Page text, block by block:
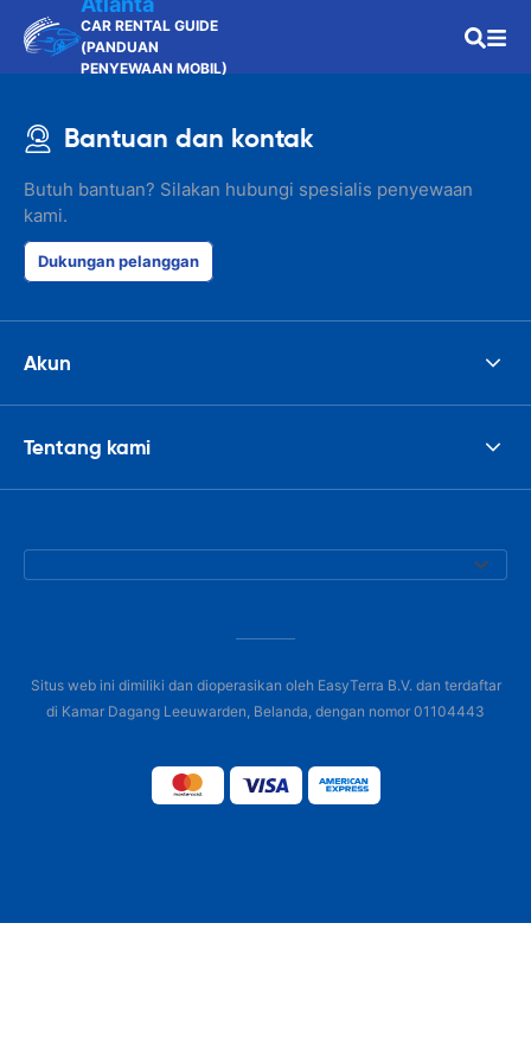
CAR RENTAL GUIDE
(PANDUAN
PENYEWAAN MOBIL)
Bantuan dan kontak
Butuh bantuan? Silakan hubungi spesialis penyewaan
kami.
Dukungan pelanggan
Akun
Tentang kami
Situs web ini dimiliki dan dioperasikan oleh EasyTerra B.V. dan terdaftar
di Kamar Dagang Leeuwarden, Belanda, dengan nomor 01104443